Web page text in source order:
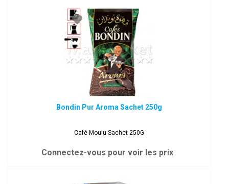
Bondin Pur Aroma Sachet 250g
Café Moulu Sachet 250G
Connectez-vous pour voir les prix